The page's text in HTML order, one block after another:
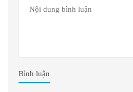
Bình luận